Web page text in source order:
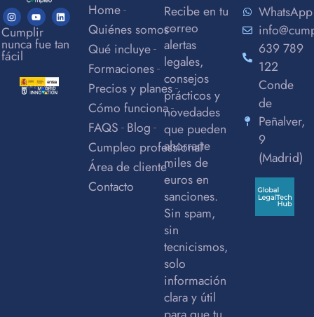
Cumplir
nunca fue tan
fácil
Home
Quiénes somos
Qué incluye
Formaciones
Precios y planes
Cómo funciona
FAQS Blog
Cumpleo professional
Área de cliente
Contacto
Recibe en tu
correo
alertas
legales,
consejos
prácticos y
novedades
que pueden
ahorrarte
miles de
euros en
sanciones.
Sin spam,
sin
tecnicismos,
solo
información
clara y útil
WhatsApp
639 789
122
Conde
de
Peñalver,
9
(Madrid)